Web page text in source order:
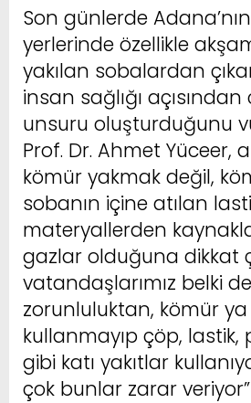
Son günlerde
yerlerinde özellikle
yakılan sobalardan
insan sağlığı
unsuru oluşturduğunu
Prof. Dr. Ahmet Yüceer,
kömür yakmak değil,
sobanın içine atılan
materyallerden
gazlar olduğuna dikkat
vatandaşlarımız belki de
zorunluluktan, kömür
kullanmayıp çöp, lastik,
gibi katı yakıtlar
çok bunlar zarar